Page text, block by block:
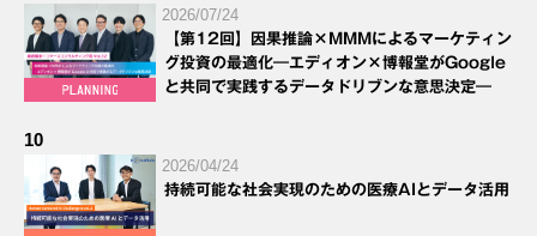
2026/07/24
【第12回】因果推論×MMMによるマーケティン
グ投資の最適化―エディオン×博報堂がGoogle
と共同で実践するデータドリブンな意思決定―
10
2026/04/24
持続可能な社会実現のための医療AIとデータ活用